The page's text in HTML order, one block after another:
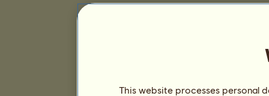
This website processes personal